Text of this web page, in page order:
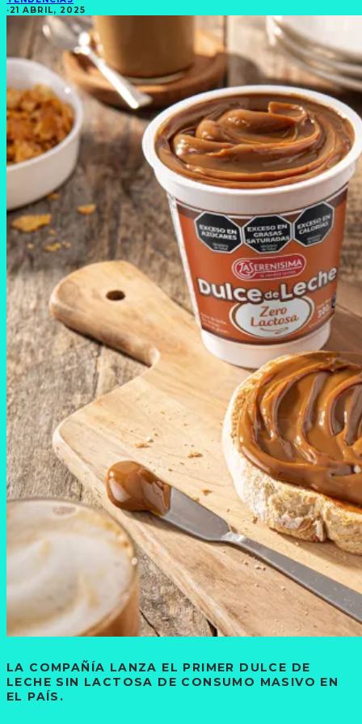
·21 ABRIL, 2025
LA COMPAÑÍA LANZA EL PRIMER DULCE DE
LECHE SIN LACTOSA DE CONSUMO MASIVO EN
EL PAÍS.